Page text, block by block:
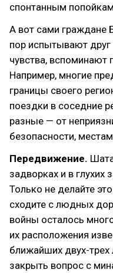
спонтанным
А вот сами граждане
пор испытывают друг
чувства,
Например, многие
границы своего
поездки в соседние
разные — от
безопасности,
Передвижение.
задворках и в глухих
Только не делайте
сходите с людных
войны осталось
их расположения
ближайших двух-
закрыть вопрос с